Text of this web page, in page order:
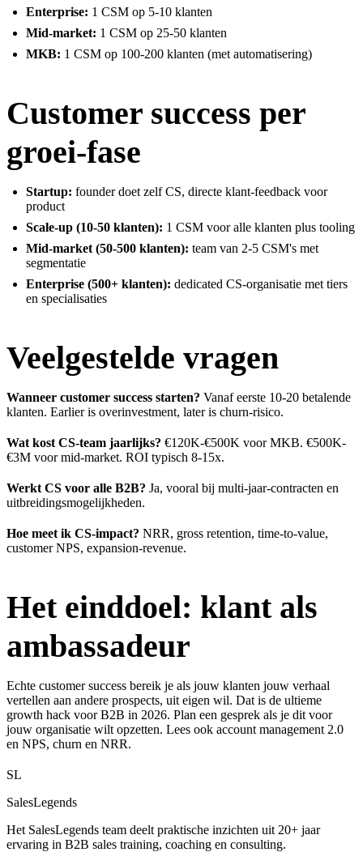
Enterprise: 1 CSM op 5-10 klanten
Mid-market: 1 CSM op 25-50 klanten
MKB: 1 CSM op 100-200 klanten (met automatisering)
Customer success per
groei-fase
Startup: founder doet zelf CS, directe klant-feedback voor
product
Scale-up (10-50 klanten): 1 CSM voor alle klanten plus tooling
Mid-market (50-500 klanten): team van 2-5 CSM's met
segmentatie
Enterprise (500+ klanten): dedicated CS-organisatie met tiers
en specialisaties
Veelgestelde vragen
Wanneer customer success starten? Vanaf eerste 10-20 betalende
klanten. Earlier is overinvestment, later is churn-risico.
Wat kost CS-team jaarlijks? €120K-€500K voor MKB. €500K-
€3M voor mid-market. ROI typisch 8-15x.
Werkt CS voor alle B2B? Ja, vooral bij multi-jaar-contracten en
uitbreidingsmogelijkheden.
Hoe meet ik CS-impact? NRR, gross retention, time-to-value,
customer NPS, expansion-revenue.
Het einddoel: klant als
ambassadeur
Echte customer success bereik je als jouw klanten jouw verhaal
vertellen aan andere prospects, uit eigen wil. Dat is de ultieme
growth hack voor B2B in 2026. Plan een gesprek als je dit voor
jouw organisatie wilt opzetten. Lees ook account management 2.0
en NPS, churn en NRR.
SL
SalesLegends
Het SalesLegends team deelt praktische inzichten uit 20+ jaar
ervaring in B2B sales training, coaching en consulting.